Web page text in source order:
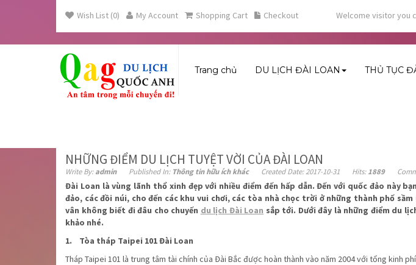
Wish List (0) My Account Shopping Cart Checkout Welcome visitor you
Trang chủ DU LỊCH ĐÀI LOAN THỦ TỤC
NHỮNG ĐIỂM DU LỊCH TUYỆT VỜI CỦA ĐÀI LOAN
Write By: admin Published In: Thông tin hữu ích khác Created Date: 2017-10-31 Hits: 1889
Đài Loan là vùng lãnh thổ xinh đẹp với nhiều điểm đến hấp dẫn. Đến với quốc đảo này
đảo, các đồi núi, cho đến các khu vui chơi, các tòa nhà chọc trời ở những thành phố
vân không biết đi đâu cho chuyến du lịch Đài Loan sắp tới. Dưới đây là những điểm du
khảo nhé.
1. Tòa tháp Taipei 101 Đài Loan
Tháp Taipei 101 là trung tâm tài chính của Đài Bắc được hoàn thành vào năm 2004 với tổng kinh